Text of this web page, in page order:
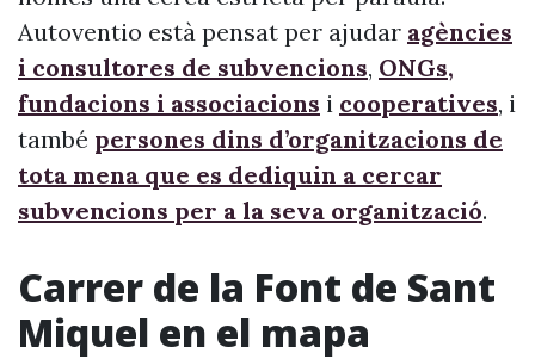
Autoventio està pensat per ajudar agències
i consultores de subvencions, ONGs,
fundacions i associacions i cooperatives, i
també persones dins d’organitzacions de
tota mena que es dediquin a cercar
subvencions per a la seva organització.
Carrer de la Font de Sant
Miquel en el mapa